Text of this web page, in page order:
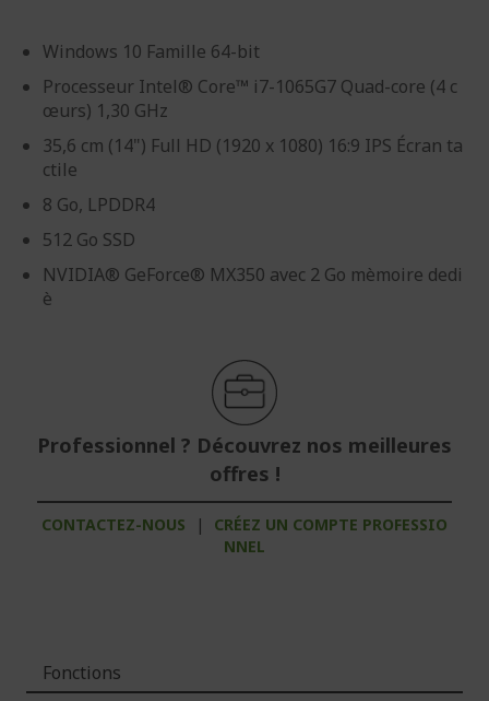
Windows 10 Famille 64-bit
Processeur Intel® Core™ i7-1065G7 Quad-core (4 c
œurs) 1,30 GHz
35,6 cm (14") Full HD (1920 x 1080) 16:9 IPS Écran ta
ctile
8 Go, LPDDR4
512 Go SSD
NVIDIA® GeForce® MX350 avec 2 Go mèmoire dedi
è
Professionnel ? Découvrez nos meilleures
offres !
CONTACTEZ-NOUS |
CRÉEZ UN COMPTE PROFESSIO
NNEL
Fonctions